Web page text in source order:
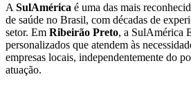
A SulAmérica é uma das mais
de saúde no Brasil, com décadas de
setor. Em Ribeirão Preto, a SulAmérica
personalizados que atendem às
empresas locais, independentemente do
atuação.